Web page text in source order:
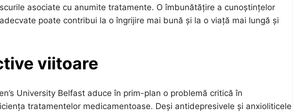
asociate cu anumite tratamente. O îmbunătățire a cunoștințelor
poate contribui la o îngrijire mai bună și la o viață mai lungă și
viitoare
University Belfast aduce în prim-plan o problemă critică în
tratamentelor medicamentoase. Deși antidepresivele și anxioliticele